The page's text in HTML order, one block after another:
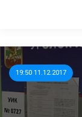
19:50 11.12.2017